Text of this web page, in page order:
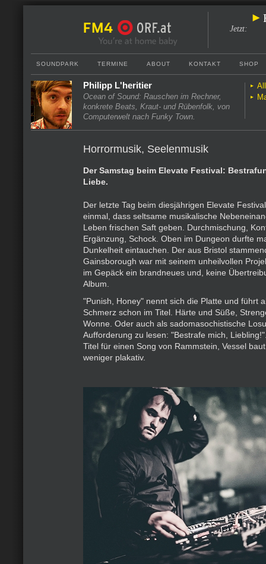
Jetzt:
SOUNDPARK TERMINE ABOUT KONTAKT SHOP
Philipp L'heritier
Ocean of Sound: Rauschen im Rechner,
konkrete Beats, Kraut- und Rübenfolk, von
Computerwelt nach Funky Town.
Horrormusik, Seelenmusik
Der Samstag beim Elevate Festival:
Liebe.
Der letzte Tag beim diesjährigen Elevate
einmal, dass seltsame musikalische
Leben frischen Saft geben. Durchmischung,
Ergänzung, Schock. Oben im Dungeon durfte
Dunkelheit eintauchen. Der aus Bristol
Gainsborough war mit seinem unheilvollen
im Gepäck ein brandneues und, keine
Album.
"Punish, Honey" nennt sich die Platte und führt
Schmerz schon im Titel. Härte und Süße,
Wonne. Oder auch als sadomasochistische
Aufforderung zu lesen: "Bestrafe mich,
Titel für einen Song von Rammstein, Vessel
weniger plakativ.